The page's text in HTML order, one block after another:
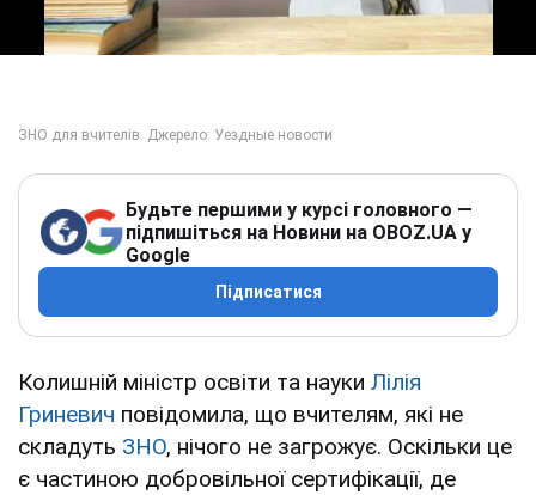
Будьте першими у курсі головного —
підпишіться на Новини на OBOZ.UA у
Google
Підписатися
Колишній міністр освіти та науки Лілія
Гриневич повідомила, що вчителям, які не
складуть ЗНО, нічого не загрожує. Оскільки це
є частиною добровільної сертифікації, де